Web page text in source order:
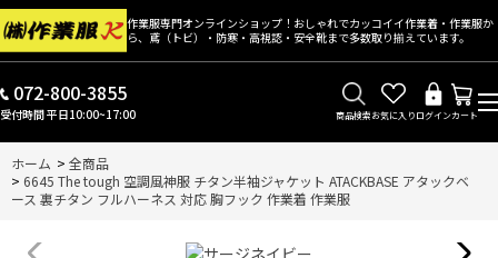
作業服専門オンラインショップ！おしゃれでカッコイイ作業着・作業服か
ら、鳶（トビ）・防寒・高視認・安全靴まで多数取り揃えています。
072-800-3855
受付時間 平日10:00~17:00 商品検索お気に入りログインカート
ホーム > 全商品
> 6645 The tough 空調風神服 チタン半袖ジャケット ATACKBASE アタックベ
ース 裏チタン フルハーネス 対応 胸フック 作業着 作業服